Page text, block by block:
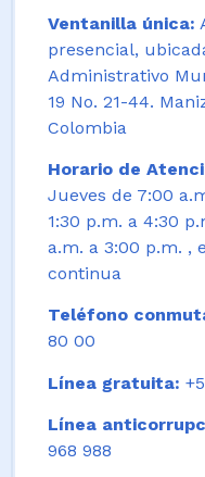
Ventanilla única:
presencial,
Administrativo
19 No. 21-44.
Colombia
Horario de
Jueves de 7:00
1:30 p.m. a 4:30
a.m. a 3:00 p.m. ,
continua
Teléfono
80 00
Línea gratuita:
Línea
968 988